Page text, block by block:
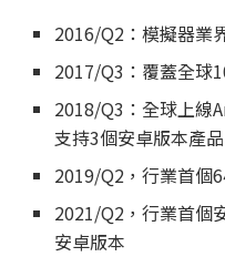
2016/Q2：模擬器業
2017/Q3：覆蓋全球
2018/Q3：全球上線
支持3個安卓版本產品
2019/Q2，行業首個
2021/Q2，行業首個
安卓版本